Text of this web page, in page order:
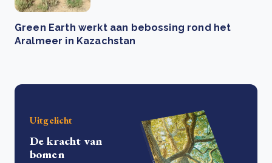
Green Earth werkt aan bebossing rond het
Aralmeer in Kazachstan
Uitgelicht
De kracht van
bomen